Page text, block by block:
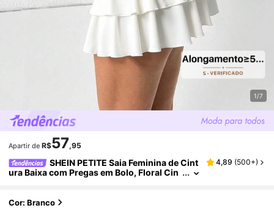
1/7
Apartir de R$57,95
SHEIN PETITE Saia Feminina de Cint
ura Baixa com Pregas em Bolo, Floral Cin
4,89 (500+)
Cor: Branco